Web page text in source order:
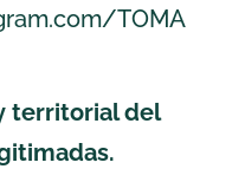
TOMA
territorial del